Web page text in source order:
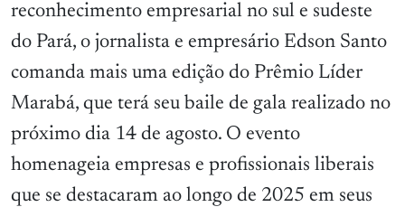
reconhecimento empresarial no sul e sudeste
do Pará, o jornalista e empresário Edson Santo
comanda mais uma edição do Prêmio Líder
Marabá, que terá seu baile de gala realizado no
próximo dia 14 de agosto. O evento
homenageia empresas e profissionais liberais
que se destacaram ao longo de 2025 em seus